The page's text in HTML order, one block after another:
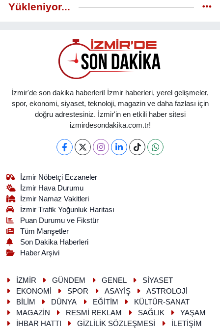
Yükleniyor...
İzmir'de son dakika haberleri! İzmir haberleri, yerel gelişmeler,
spor, ekonomi, siyaset, teknoloji, magazin ve daha fazlası için
doğru adrestesiniz. İzmir'in en etkili haber sitesi
izmirdesondakika.com.tr!
İzmir Nöbetçi Eczaneler
İzmir Hava Durumu
İzmir Namaz Vakitleri
İzmir Trafik Yoğunluk Haritası
Puan Durumu ve Fikstür
Tüm Manşetler
Son Dakika Haberleri
Haber Arşivi
İZMİR GÜNDEM GENEL
SİYASET
EKONOMİ
SPOR ASAYİŞ
ASTROLOJİ
BİLİM
DÜNYA EĞİTİM
KÜLTÜR-SANAT
MAGAZİN
RESMİ REKLAM SAĞLIK
YAŞAM
İHBAR HATTI
GİZLİLİK SÖZLEŞMESİ
İLETİŞİM